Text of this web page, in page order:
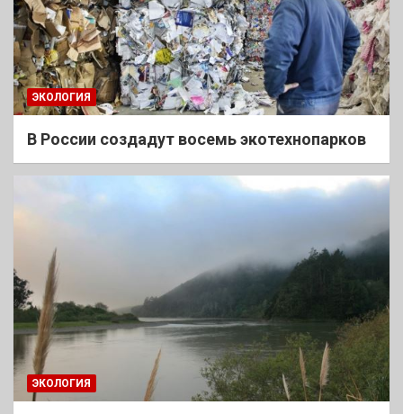
ЭКОЛОГИЯ
В России создадут восемь экотехнопарков
ЭКОЛОГИЯ